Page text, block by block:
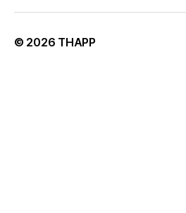
© 2026 THAPP